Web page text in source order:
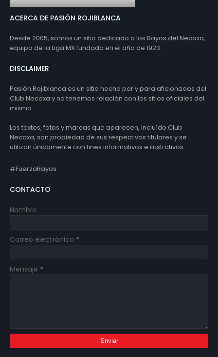
ACERCA DE PASIÓN ROJIBLANCA
Desde 2005, somos un sitio dedicado a los Rayos del Necaxa,
equipo de la Liga MX fundado en el año de 1923.
DISCLAIMER
Pasión Rojiblanca es un sitio hecho por y para aficionados del
Club Necaxa y no tenemos relación con los sitios oficiales del
mismo.
Los textos, fotos y marcas que aparecen, incluído Club
Necaxa, son propiedad de sus respectivos titulares y se
utilizan únicamente con fines informativos e ilustrativos.
#FuerzaRayos
CONTACTO
Nombre
Correo electrónico *
Mensaje *